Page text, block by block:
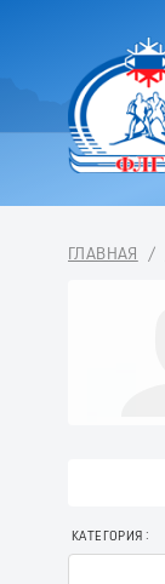
ГЛАВНАЯ /
КАТЕГОРИЯ